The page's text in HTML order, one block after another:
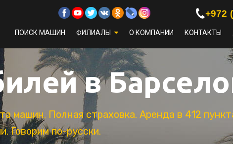
+972
ПОИСК МАШИН ФИЛИАЛЫ О КОМПАНИИ КОНТАКТЫ
в
машин. Полная страховка. Аренда в 412
Говорим по-русски.